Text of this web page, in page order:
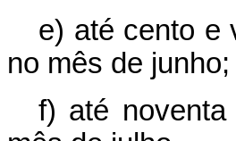
e) até cento e
no mês de junho;
f) até